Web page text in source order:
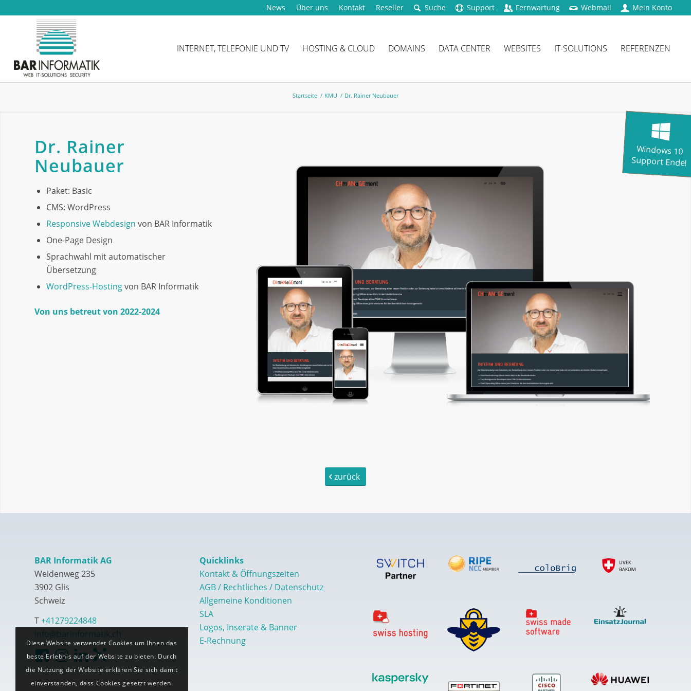
News Über uns Kontakt Reseller Suche Support Fernwartung Webmail Mein Konto
INTERNET, TELEFONIE UND TV HOSTING & CLOUD DOMAINS DATA CENTER WEBSITES IT-SOLUTIONS REFERENZEN
Windows 10
Support Ende!
Startseite / KMU / Dr. Rainer Neubauer
Dr. Rainer
Neubauer
Paket: Basic
CMS: WordPress
Responsive Webdesign von BAR Informatik
One-Page Design
Sprachwahl mit automatischer
Übersetzung
WordPress-Hostingvon BAR Informatik
Von uns betreut von 2022-2024
zurück
BAR Informatik AG
Weidenweg 235
3902 Glis
Schweiz
T+41279224848
info@barinformatik.ch
Quicklinks
Kontakt & Öffnungszeiten
AGB / Rechtliches / Datenschutz
Allgemeine Konditionen
SLA
Logos, Inserate & Banner
E-Rechnung
Diese Website verwendet Cookies um Ihnen das
beste Erlebnis auf der Website zu bieten. Durch
die Nutzung der Website erklären Sie sich damit
einverstanden, dass Cookies gesetzt werden.